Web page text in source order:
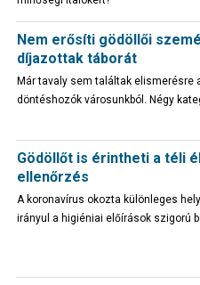
Nem erősíti gödöllői
díjazottak táborát
Már tavaly sem találtak elismerésre
döntéshozók városunkból. Négy
Gödöllőt is érintheti a téli
ellenőrzés
A koronavírus okozta különleges
irányul a higiéniai előírások szigorú